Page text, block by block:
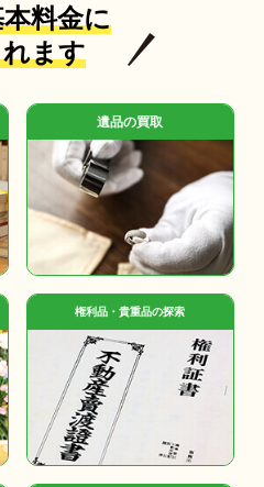
料金に
ます
遺品の買取
権利品・貴重品の探索